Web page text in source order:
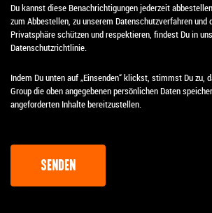
Du kannst diese Benachrichtigungen jederzeit
zum Abbestellen, zu unserem Datenschutzverfahren und
Privatsphäre schützen und respektieren, findest Du in
Datenschutzrichtlinie.
Indem Du unten auf „Einsenden“ klickst, stimmst Du zu,
Group die oben angegebenen persönlichen Daten
angeforderten Inhalte bereitzustellen.